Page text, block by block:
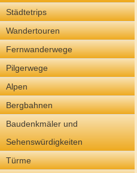
Städtetrips
Wandertouren
Fernwanderwege
Pilgerwege
Alpen
Bergbahnen
Baudenkmäler und
Sehenswürdigkeiten
Türme